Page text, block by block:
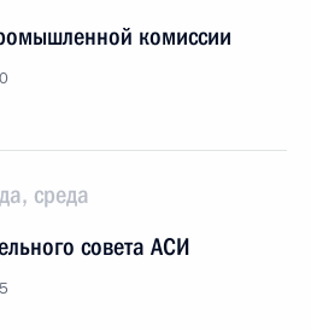
комиссии
среда
совета АСИ